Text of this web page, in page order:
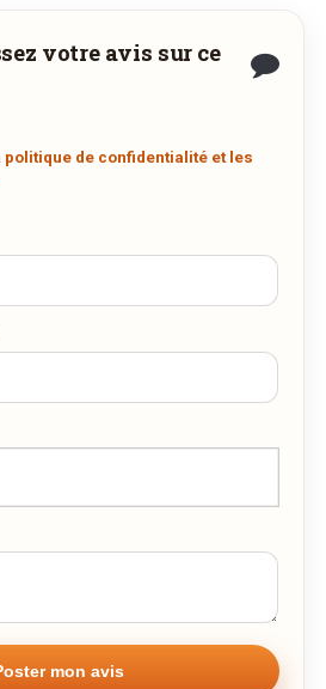
votre avis sur ce
politique de confidentialité et les